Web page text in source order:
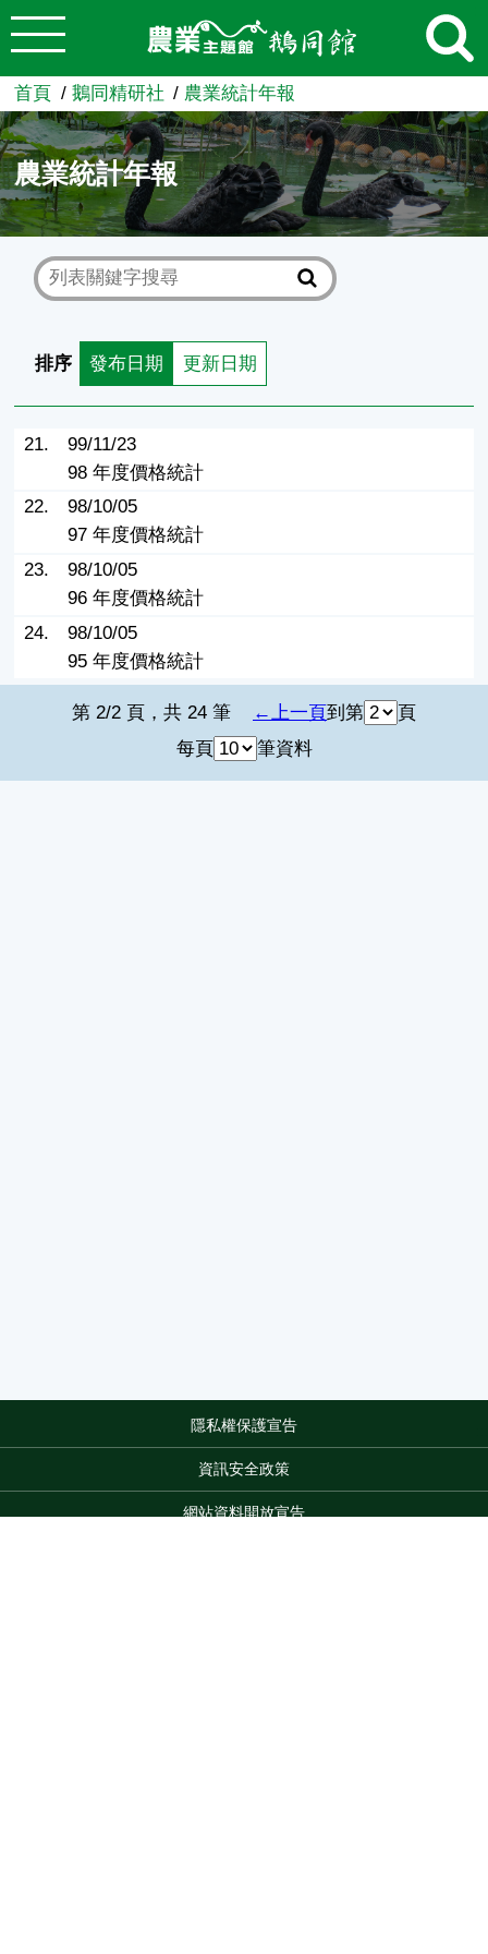
跳到主要內容
農業知識入口網
首頁 鵝同精研社 農業統計年報
農業統計年報
排序 發布日期 更新日期
21.
99/11/23
98 年度價格統計
22.
98/10/05
97 年度價格統計
23.
98/10/05
96 年度價格統計
24.
98/10/05
95 年度價格統計
第 2/2 頁，共 24 筆 上一頁到第
頁
每頁
筆資料
隱私權保護宣告
資訊安全政策
網站資料開放宣告